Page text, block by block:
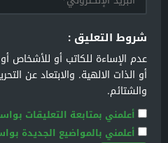
شروط التعليق :
عدم الإساءة للكاتب أو للأشخاص
أو الذات الالهية. والابتعاد عن
والشتائم.
أعلمني بمتابعة التعليقات
أعلمني بالمواضيع الجديدة